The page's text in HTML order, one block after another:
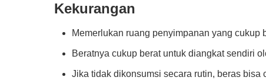
Kekurangan
Memerlukan ruang penyimpanan yang cukup
Beratnya cukup berat untuk diangkat sendiri
Jika tidak dikonsumsi secara rutin, beras bisa